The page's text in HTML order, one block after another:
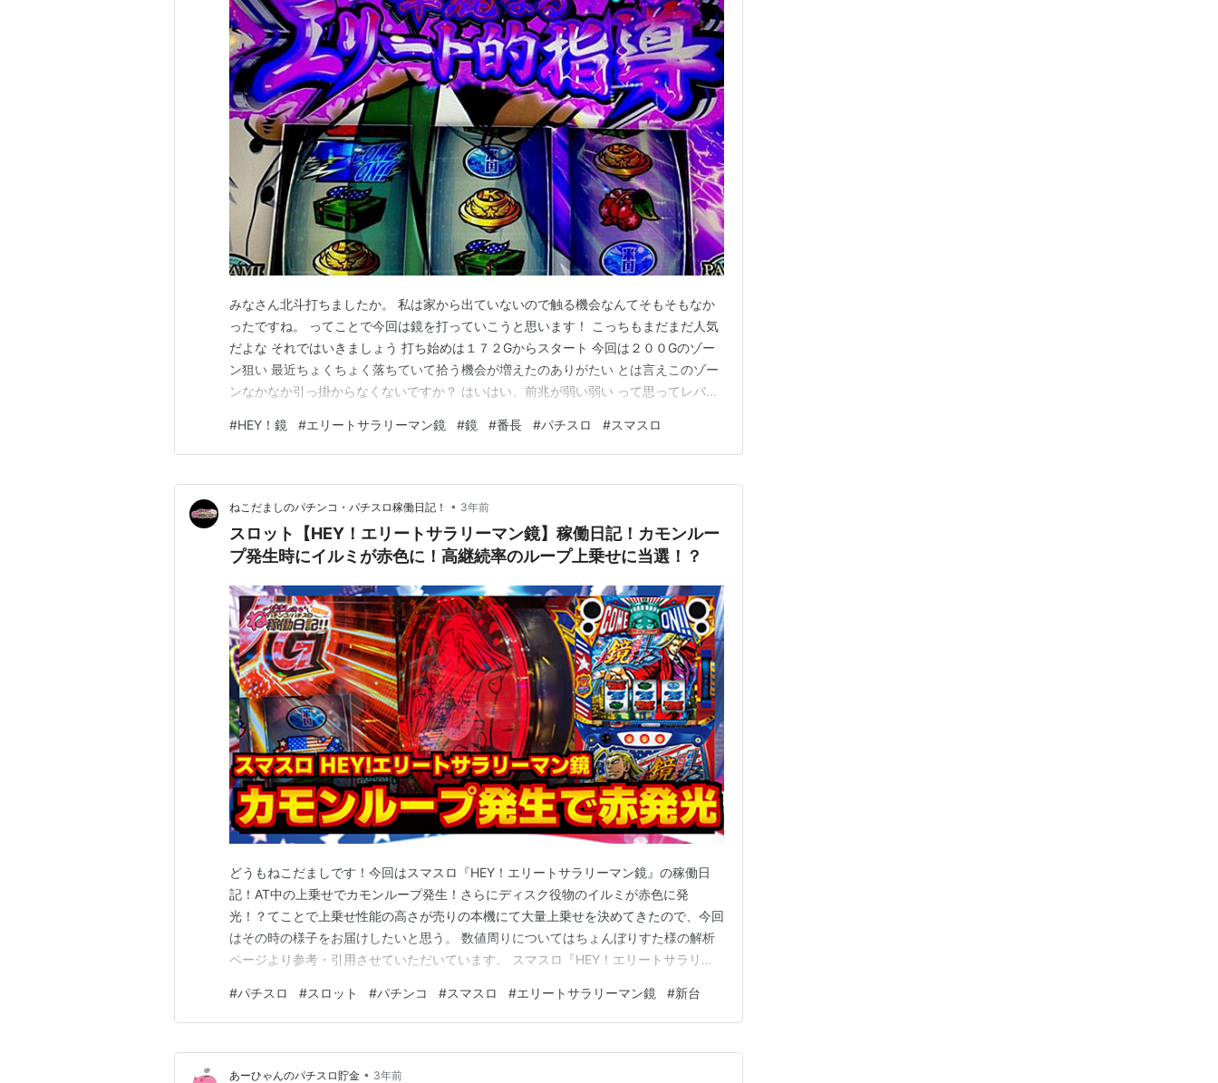
みなさん北斗打ちましたか。 私は家から出ていないので触る機会なんてそもそもなか
ったですね。 ってことで今回は鏡を打っていこうと思います！ こっちもまだまだ人気
だよな それではいきましょう 打ち始めは１７２Gからスタート 今回は２００Gのゾー
ン狙い 最近ちょくちょく落ちていて拾う機会が増えたのありがたい とは言えこのゾー
ンなかなか引っ掛からなくないですか？ はいはい、前兆が弱い弱い って思ってレバー
えず第１関門突破！！ でも鏡ってここからが結構難しいんですよね そもそも赤７でAT
にぶち込むのまじで難しいんですよ こ…
#HEY！鏡 #エリートサラリーマン鏡 #鏡 #番長 #パチスロ #スマスロ
ねこだましのパチンコ・パチスロ稼働日記！ • 3年前
スロット【HEY！エリートサラリーマン鏡】稼働日記！カモンルー
プ発生時にイルミが赤色に！高継続率のループ上乗せに当選！？
どうもねこだましです！今回はスマスロ『HEY！エリートサラリーマン鏡』の稼働日
記！AT中の上乗せでカモンループ発生！さらにディスク役物のイルミが赤色に発
光！？てことで上乗せ性能の高さが売りの本機にて大量上乗せを決めてきたので、今回
はその時の様子をお届けしたいと思う。 数値周りについてはちょんぼりすた様の解析
ページより参考・引用させていただいています。 スマスロ『HEY！エリートサラリー
るも... スマスロ『HEY！エリートサラリーマン鏡』稼働データ 稼働データ スマスロ
『HEY！エリートサラリーマン鏡』評価・感想…
#パチスロ #スロット #パチンコ #スマスロ #エリートサラリーマン鏡 #新台
あーひゃんのパチスロ貯金 • 3年前